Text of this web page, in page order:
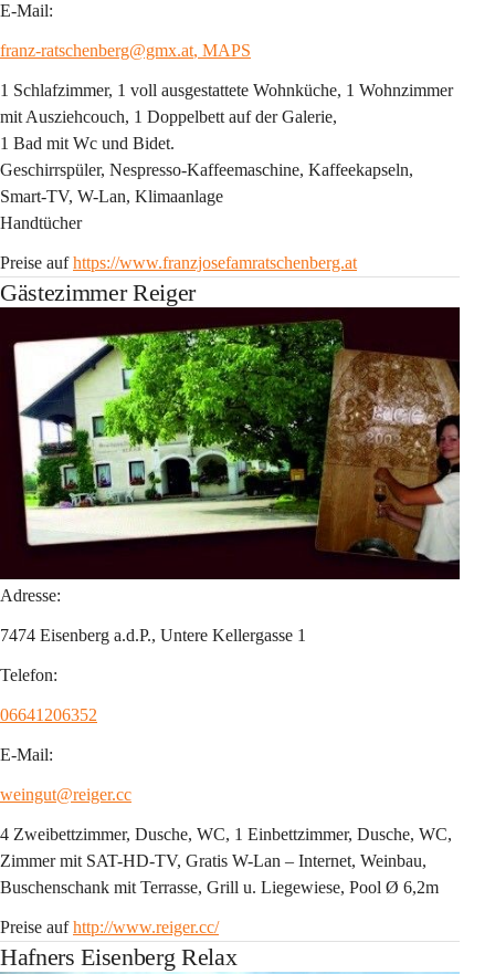
E-Mail:
franz-ratschenberg@gmx.at, MAPS
1 Schlafzimmer, 1 voll ausgestattete Wohnküche, 1 Wohnzimmer
mit Ausziehcouch, 1 Doppelbett auf der Galerie,
1 Bad mit Wc und Bidet.
Geschirrspüler, Nespresso-Kaffeemaschine, Kaffeekapseln,
Smart-TV, W-Lan, Klimaanlage
Handtücher
Preise auf https://www.franzjosefamratschenberg.at
Gästezimmer Reiger
Adresse:
7474 Eisenberg a.d.P., Untere Kellergasse 1
Telefon:
06641206352
E-Mail:
weingut@reiger.cc
4 Zweibettzimmer, Dusche, WC, 1 Einbettzimmer, Dusche, WC,
Zimmer mit SAT-HD-TV, Gratis W-Lan – Internet, Weinbau,
Buschenschank mit Terrasse, Grill u. Liegewiese, Pool Ø 6,2m
Preise auf http://www.reiger.cc/
Hafners Eisenberg Relax